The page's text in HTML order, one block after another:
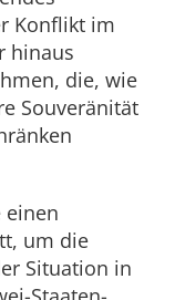
Konflikt im
hinaus
die, wie
Souveränität
einen
um die
Situation in